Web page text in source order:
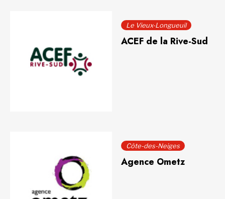
Le Vieux-Longueuil
ACEF de la Rive-Sud
Côte-des-Neiges
Agence Ometz